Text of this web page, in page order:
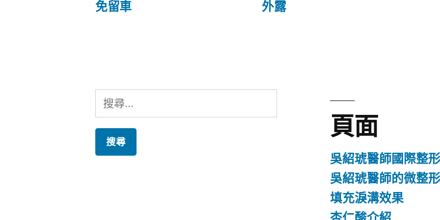
免留車
外露
搜
尋
鍵
頁面
吳紹琥醫師國際整
吳紹琥醫師的微整
填充淚溝效果